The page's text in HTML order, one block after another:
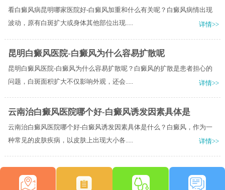
看白癜风病昆明哪家医院好-白癜风加重和什么有关呢？白癜风病情出现
波动，原有白斑扩大或身体其他部位出现.....
详情>>
昆明白癜风医院-白癜风为什么容易扩散呢
昆明白癜风医院-白癜风为什么容易扩散呢？白癜风的扩散是患者担心的
问题，白斑面积扩大不仅影响外观，还会.....
详情>>
云南治白癜风医院哪个好-白癜风诱发因素具体是
云南治白癜风医院哪个好-白癜风诱发因素具体是什么？白癜风，作为一
种常见的皮肤疾病，以皮肤上出现大小各.....
详情>>